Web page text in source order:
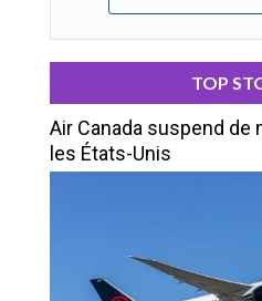
TOP
Air Canada suspend
les États-Unis